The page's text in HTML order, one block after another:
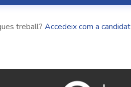
treball? Accedeix com a candidat